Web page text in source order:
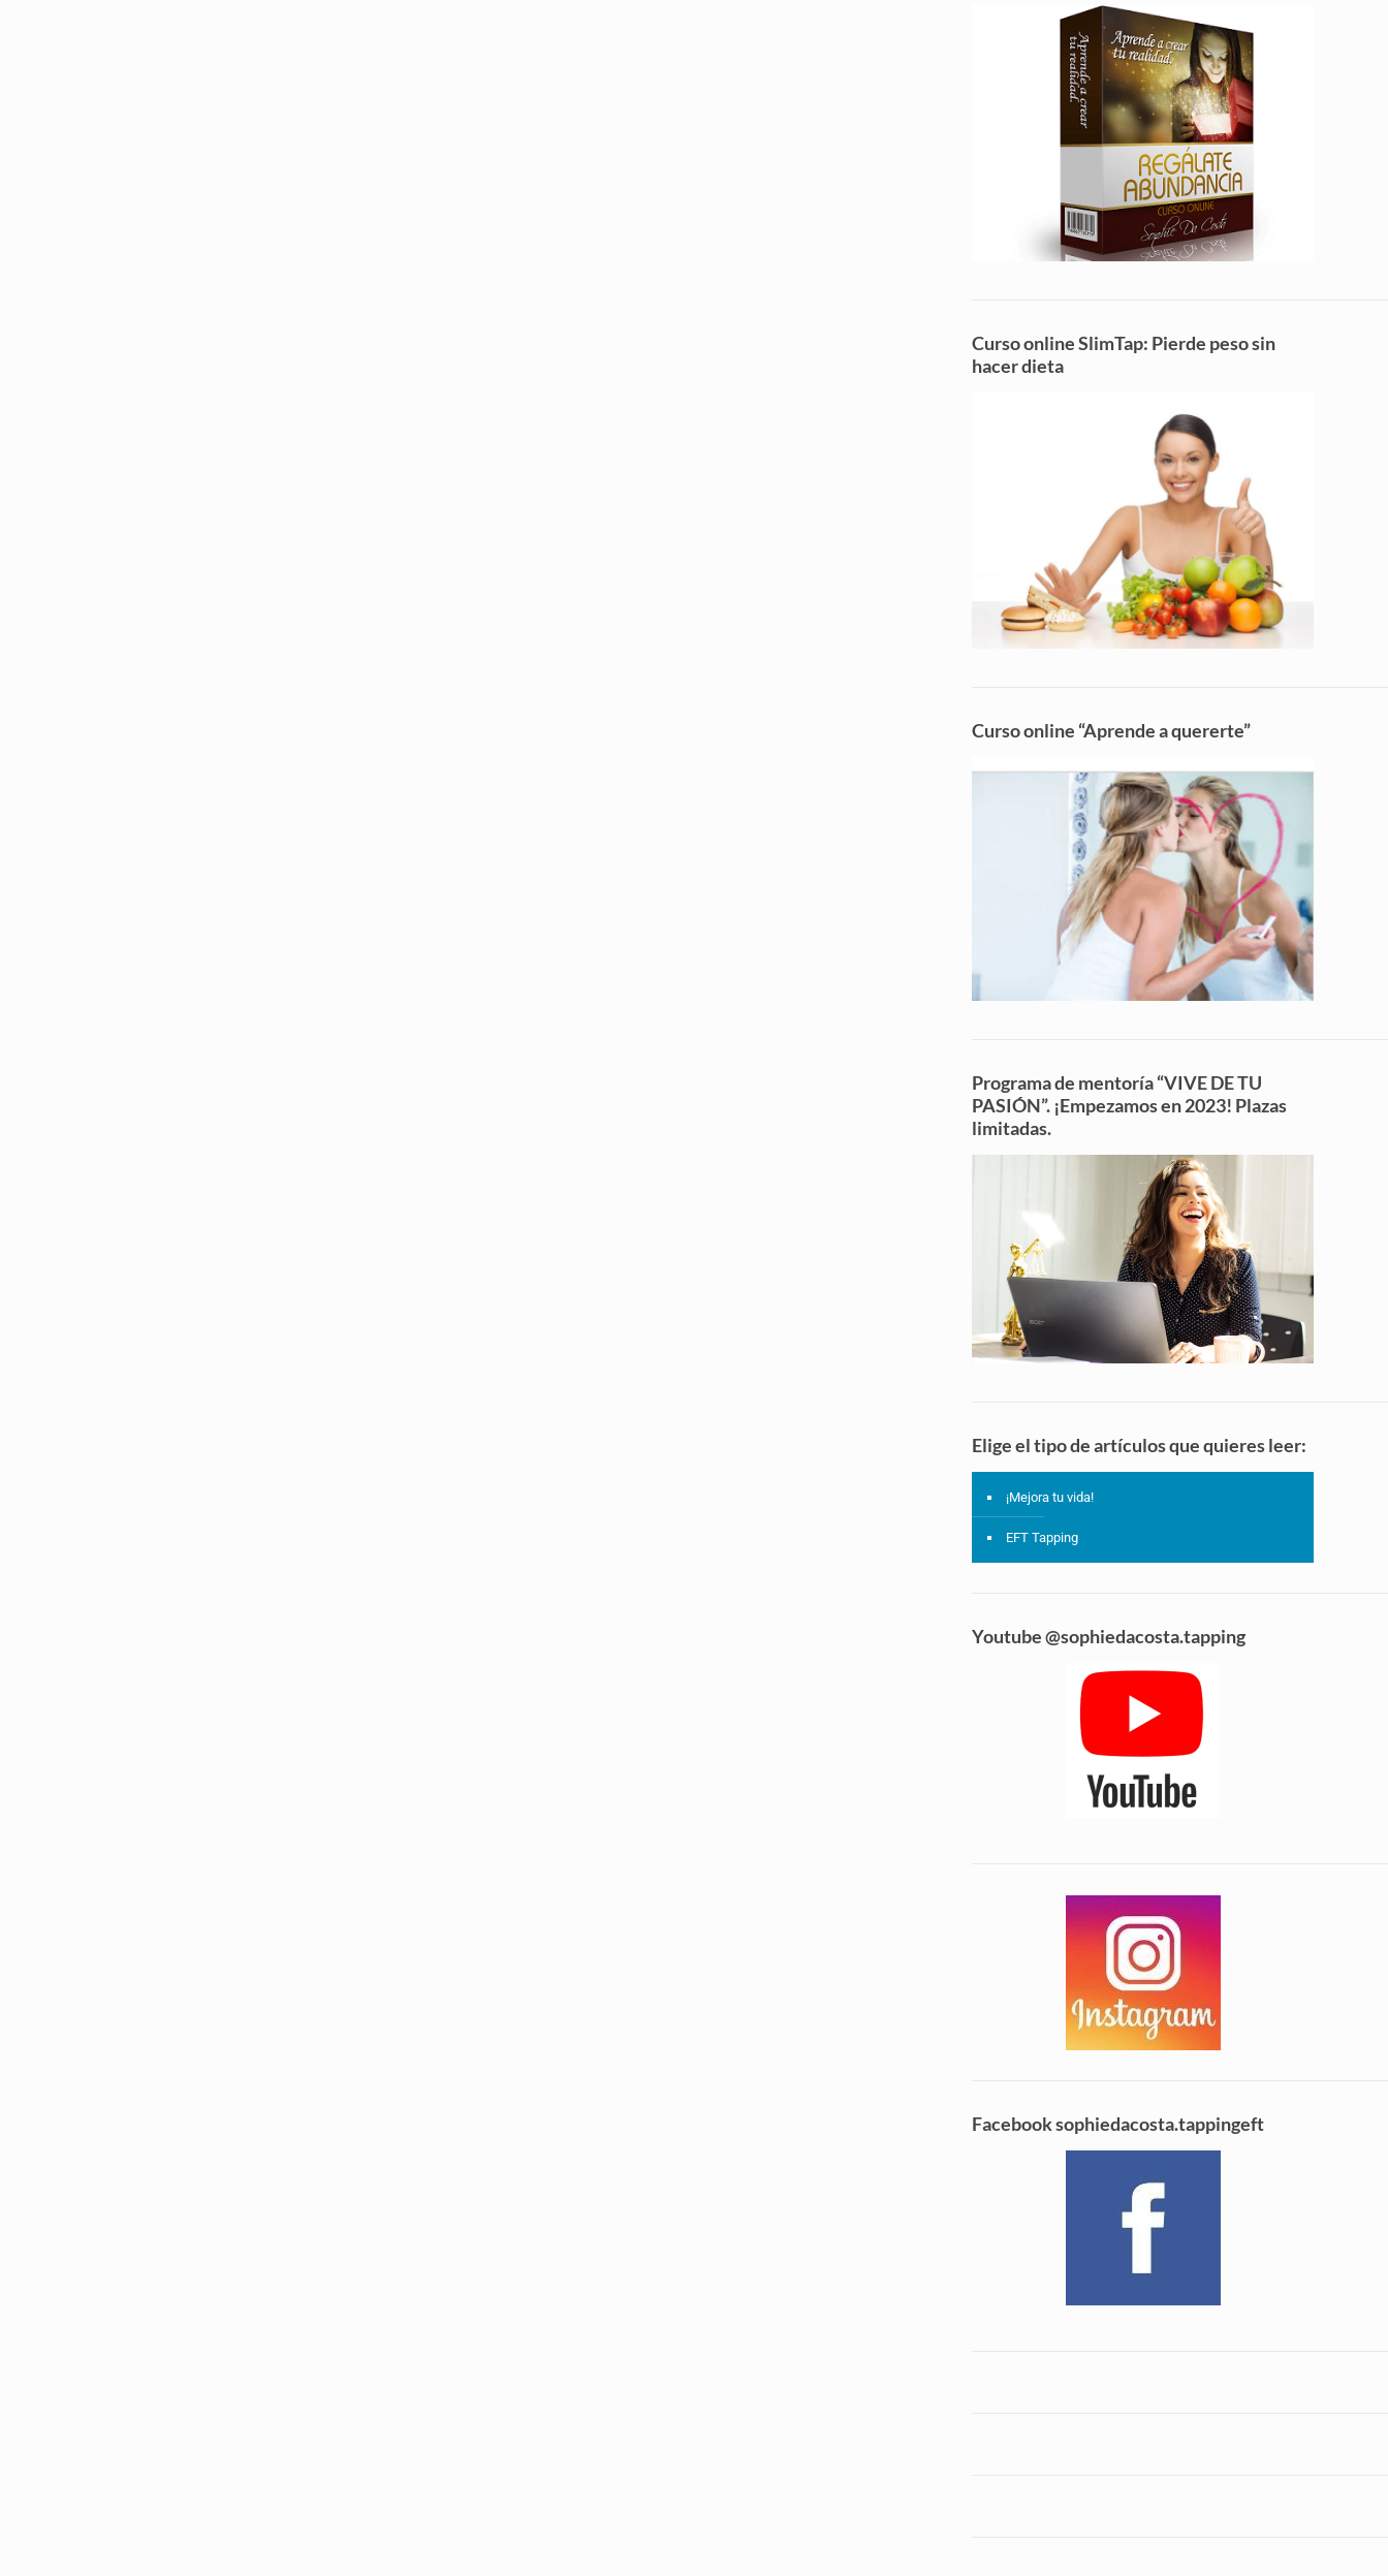
Curso online SlimTap: Pierde peso sin
hacer dieta
Curso online “Aprende a quererte”
Programa de mentoría “VIVE DE TU
PASIÓN”. ¡Empezamos en 2023! Plazas
limitadas.
Elige el tipo de artículos que quieres leer:
¡Mejora tu vida!
EFT Tapping
Youtube @sophiedacosta.tapping
Facebook sophiedacosta.tappingeft